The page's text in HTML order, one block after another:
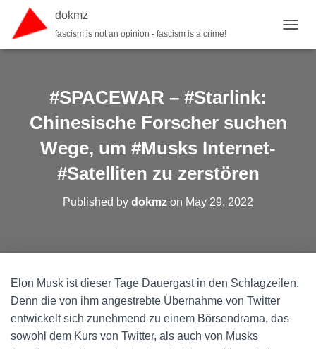
dokmz
fascism is not an opinion - fascism is a crime!
#SPACEWAR – #Starlink:
Chinesische Forscher suchen
Wege, um #Musks Internet-
#Satelliten zu zerstören
Published by dokmz on May 29, 2022
Elon Musk ist dieser Tage Dauergast in den Schlagzeilen.
Denn die von ihm angestrebte Übernahme von Twitter
entwickelt sich zunehmend zu einem Börsendrama, das
sowohl dem Kurs von Twitter, als auch von Musks